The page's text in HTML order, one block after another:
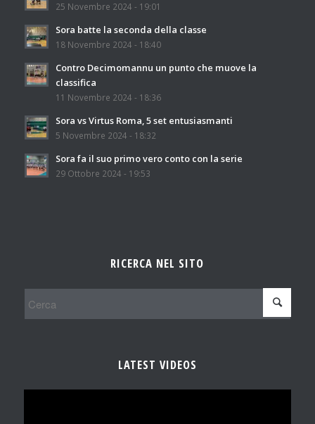
25 Novembre 2024 - 19:01
Sora batte la seconda della classe
18 Novembre 2024 - 18:40
Contro Decimomannu un punto che muove la
classifica
11 Novembre 2024 - 18:36
Sora vs Virtus Roma, 5 set entusiasmanti
5 Novembre 2024 - 18:32
Sora fa il suo primo vero conto con la serie
29 Ottobre 2024 - 19:53
RICERCA NEL SITO
LATEST VIDEOS